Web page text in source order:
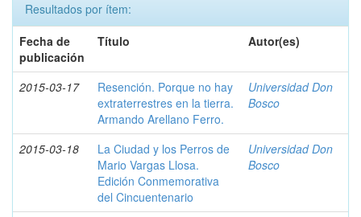
Resultados por ítem:
Fecha de
publicación
Título Autor(es)
2015-03-17
Resención. Porque no hay
extraterrestres en la tierra.
Armando Arellano Ferro.
Universidad Don
Bosco
2015-03-18
La Ciudad y los Perros de
Mario Vargas Llosa.
Edición Conmemorativa
del Cincuentenario
Universidad Don
Bosco